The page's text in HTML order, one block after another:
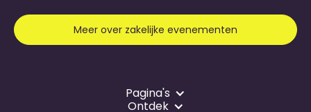
Meer over zakelijke evenementen
Pagina's
Ontdek